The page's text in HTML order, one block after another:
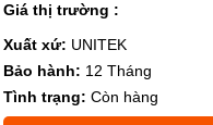
Giá thị trường :
Xuất xứ: UNITEK
Bảo hành: 12 Tháng
Tình trạng: Còn hàng